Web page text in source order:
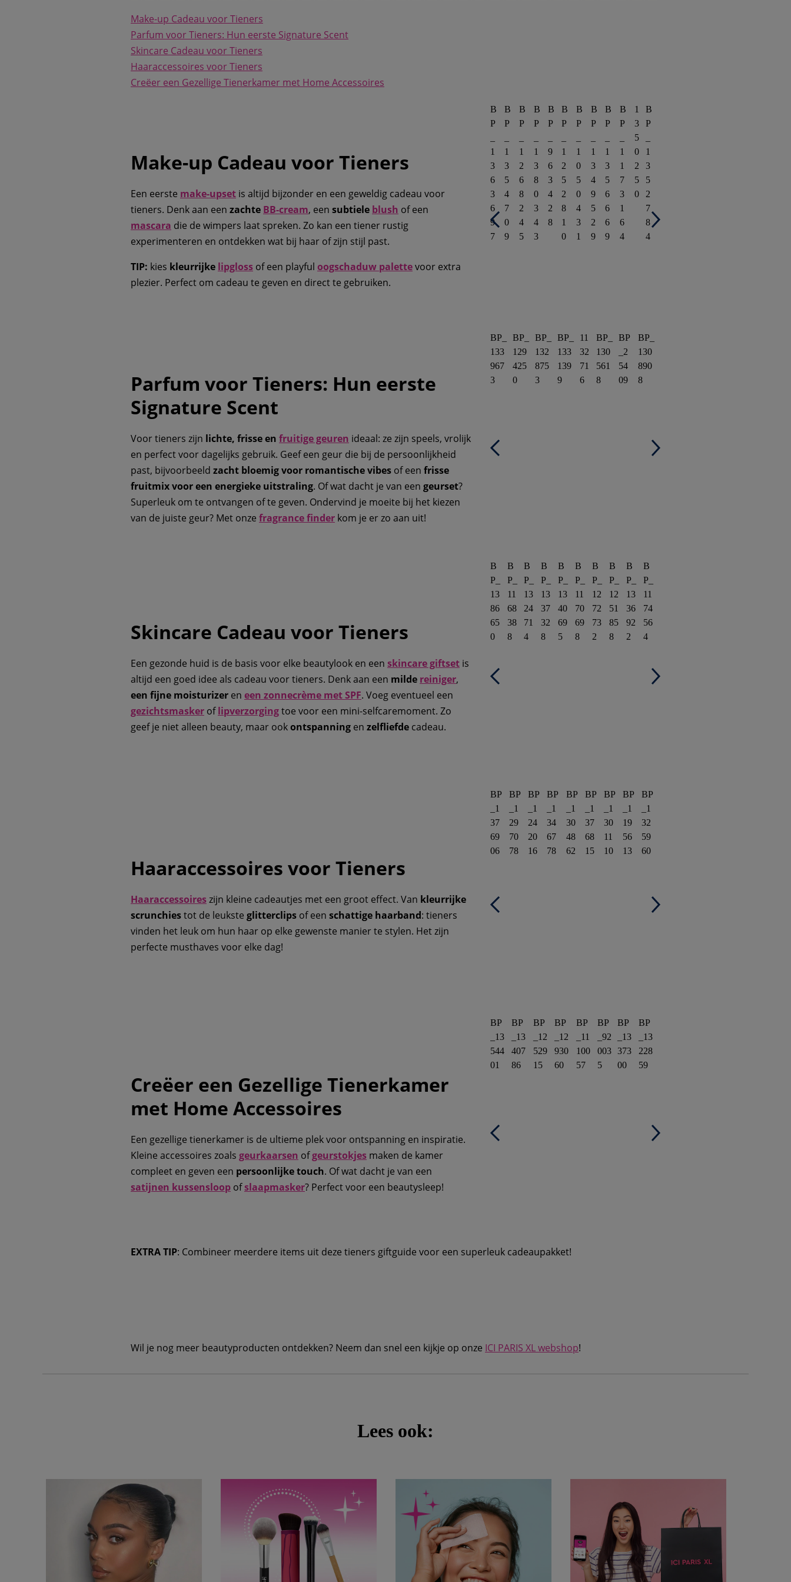
Make-up Cadeau voor Tieners
Parfum voor Tieners: Hun eerste Signature Scent
Skincare Cadeau voor Tieners
Haaraccessoires voor Tieners
Creëer een Gezellige Tienerkamer met Home Accessoires
Make-up Cadeau voor Tieners
Een eerste make-upset is altijd bijzonder en een geweldig cadeau voor
tieners. Denk aan een zachte BB-cream, een subtiele blush of een
mascara die de wimpers laat spreken. Zo kan een tiener rustig
experimenteren en ontdekken wat bij haar of zijn stijl past.
TIP: kies kleurrijke lipgloss of een playful oogschaduw palettevoor extra
plezier. Perfect om cadeau te geven en direct te gebruiken.
B
P
1
3
6
3
6
9
7
B
P
1
3
5
4
7
0
9
B
P
1
2
6
8
2
4
5
B
P
1
3
8
0
3
4
3
B
P
9
6
3
4
2
8
B
P
1
2
5
2
8
1
0
B
P
1
0
5
0
4
3
1
B
P
1
3
4
9
5
2
9
B
P
1
3
5
6
6
6
9
B
P
1
1
7
3
1
6
4
1
3
5
0
2
5
0
B
P
1
3
5
2
7
8
4
Parfum voor Tieners: Hun eerste
Signature Scent
Voor tieners zijn lichte, frisse en fruitige geuren ideaal: ze zijn speels, vrolijk
en perfect voor dagelijks gebruik. Geef een geur die bij de persoonlijkheid
past, bijvoorbeeld zacht bloemig voor romantische vibes of een frisse
fruitmix voor een energieke uitstraling. Of wat dacht je van een geurset?
Superleuk om te ontvangen of te geven. Ondervind je moeite bij het kiezen
van de juiste geur? Met onze fragrance finder kom je er zo aan uit!
BP_
133
967
3
BP_
129
425
0
BP_
132
875
3
BP_
133
139
9
11
32
71
6
BP_
130
561
8
BP
_2
54
09
BP_
130
890
8
Skincare Cadeau voor Tieners
Een gezonde huid is de basis voor elke beautylook en een skincare giftset is
altijd een goed idee als cadeau voor tieners. Denk aan een milde reiniger,
een fijne moisturizer en een zonnecrème met SPF. Voeg eventueel een
gezichtsmasker oflipverzorgingtoe voor een mini-selfcaremoment. Zo
geef je niet alleen beauty, maar ookontspanning en zelfliefde cadeau.
B
P_
13
86
65
0
B
P_
11
68
38
8
B
P_
13
24
71
4
B
P_
13
37
32
8
B
P_
13
40
69
5
B
P_
11
70
69
8
B
P_
12
72
73
2
B
P_
12
51
85
8
B
P_
13
36
92
2
B
P_
11
74
56
4
Haaraccessoires voor Tieners
Haaraccessoireszijn kleine cadeautjes met een groot effect. Van kleurrijke
scrunchiestot de leukste glitterclips of een schattige haarband: tieners
vinden het leuk om hun haar op elke gewenste manier te stylen. Het zijn
perfecte musthaves voor elke dag!
BP
_1
37
69
06
BP
_1
29
70
78
BP
_1
24
20
16
BP
_1
34
67
78
BP
_1
30
48
62
BP
_1
37
68
15
BP
_1
30
11
10
BP
_1
19
56
13
BP
_1
32
59
60
Creëer een Gezellige Tienerkamer
met Home Accessoires
Een gezellige tienerkamer is de ultieme plek voor ontspanning en inspiratie.
Kleine accessoires zoals geurkaarsen ofgeurstokjes maken de kamer
compleet en geven een persoonlijke touch. Of wat dacht je van een
satijnen kussensloop ofslaapmasker? Perfect voor een beautysleep!
BP
_13
544
01
BP
_13
407
86
BP
_12
529
15
BP
_12
930
60
BP
_11
100
57
BP
_92
003
5
BP
_13
373
00
BP
_13
228
59
EXTRA TIP: Combineer meerdere items uit deze tieners giftguide voor een superleuk cadeaupakket!
Wil je nog meer beautyproducten ontdekken? Neem dan snel een kijkje op onze ICI PARIS XL webshop!
Lees ook: